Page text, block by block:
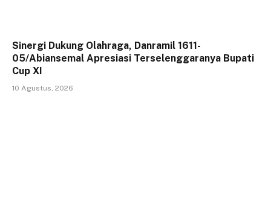
Sinergi Dukung Olahraga, Danramil 1611-
05/Abiansemal Apresiasi Terselenggaranya Bupati
Cup XI
10 Agustus, 2026